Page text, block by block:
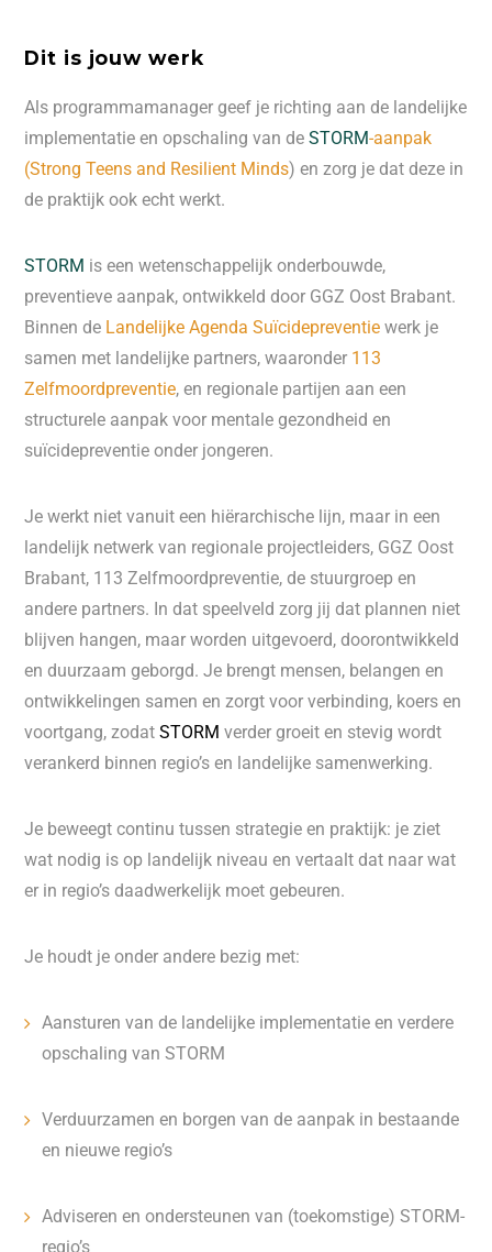
Dit is jouw werk
Als programmamanager geef je richting aan de landelijke
implementatie en opschaling van deSTORM-aanpak
(Strong Teens and Resilient Minds) en zorg je dat deze in
de praktijk ook echt werkt.
STORM is een wetenschappelijk onderbouwde,
preventieve aanpak, ontwikkeld door GGZ Oost Brabant.
Binnen de Landelijke Agenda Suïcidepreventie werk je
samen met landelijke partners, waaronder 113
Zelfmoordpreventie, en regionale partijen aan een
structurele aanpak voor mentale gezondheid en
suïcidepreventie onder jongeren.
Je werkt niet vanuit een hiërarchische lijn, maar in een
landelijk netwerk van regionale projectleiders, GGZ Oost
Brabant, 113 Zelfmoordpreventie, de stuurgroep en
andere partners. In dat speelveld zorg jij dat plannen niet
blijven hangen, maar worden uitgevoerd, doorontwikkeld
en duurzaam geborgd. Je brengt mensen, belangen en
ontwikkelingen samen en zorgt voor verbinding, koers en
voortgang, zodatSTORM verder groeit en stevig wordt
verankerd binnen regio’s en landelijke samenwerking.
Je beweegt continu tussen strategie en praktijk: je ziet
wat nodig is op landelijk niveau en vertaalt dat naar wat
er in regio’s daadwerkelijk moet gebeuren.
Je houdt je onder andere bezig met:
Aansturen van de landelijke implementatie en verdere
opschaling van STORM
Verduurzamen en borgen van de aanpak in bestaande
en nieuwe regio’s
Adviseren en ondersteunen van (toekomstige) STORM-
regio’s